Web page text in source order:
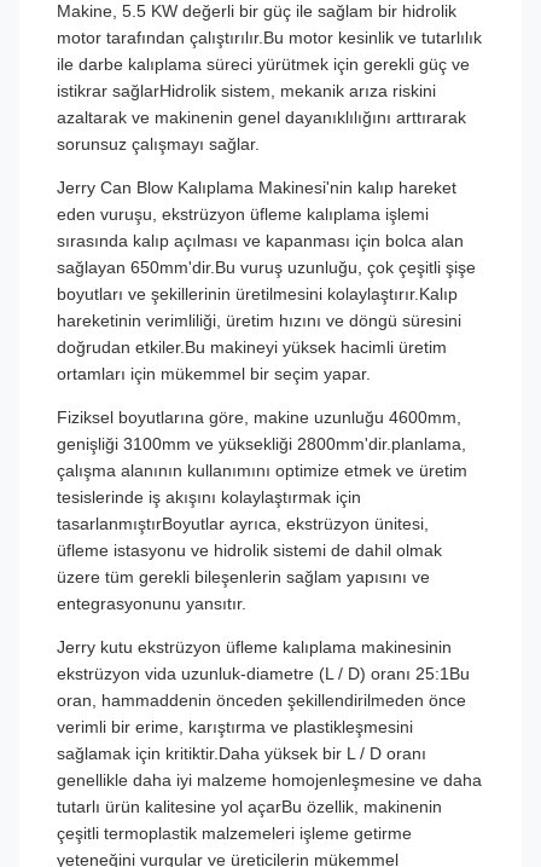
Makine, 5.5 KW değerli bir güç ile sağlam bir hidrolik
motor tarafından çalıştırılır.Bu motor kesinlik ve tutarlılık
ile darbe kalıplama süreci yürütmek için gerekli güç ve
istikrar sağlarHidrolik sistem, mekanik arıza riskini
azaltarak ve makinenin genel dayanıklılığını arttırarak
sorunsuz çalışmayı sağlar.
Jerry Can Blow Kalıplama Makinesi'nin kalıp hareket
eden vuruşu, ekstrüzyon üfleme kalıplama işlemi
sırasında kalıp açılması ve kapanması için bolca alan
sağlayan 650mm'dir.Bu vuruş uzunluğu, çok çeşitli şişe
boyutları ve şekillerinin üretilmesini kolaylaştırır.Kalıp
hareketinin verimliliği, üretim hızını ve döngü süresini
doğrudan etkiler.Bu makineyi yüksek hacimli üretim
ortamları için mükemmel bir seçim yapar.
Fiziksel boyutlarına göre, makine uzunluğu 4600mm,
genişliği 3100mm ve yüksekliği 2800mm'dir.planlama,
çalışma alanının kullanımını optimize etmek ve üretim
tesislerinde iş akışını kolaylaştırmak için
tasarlanmıştırBoyutlar ayrıca, ekstrüzyon ünitesi,
üfleme istasyonu ve hidrolik sistemi de dahil olmak
üzere tüm gerekli bileşenlerin sağlam yapısını ve
entegrasyonunu yansıtır.
Jerry kutu ekstrüzyon üfleme kalıplama makinesinin
ekstrüzyon vida uzunluk-diametre (L / D) oranı 25:1Bu
oran, hammaddenin önceden şekillendirilmeden önce
verimli bir erime, karıştırma ve plastikleşmesini
sağlamak için kritiktir.Daha yüksek bir L / D oranı
genellikle daha iyi malzeme homojenleşmesine ve daha
tutarlı ürün kalitesine yol açarBu özellik, makinenin
çeşitli termoplastik malzemeleri işleme getirme
yeteneğini vurgular ve üreticilerin mükemmel